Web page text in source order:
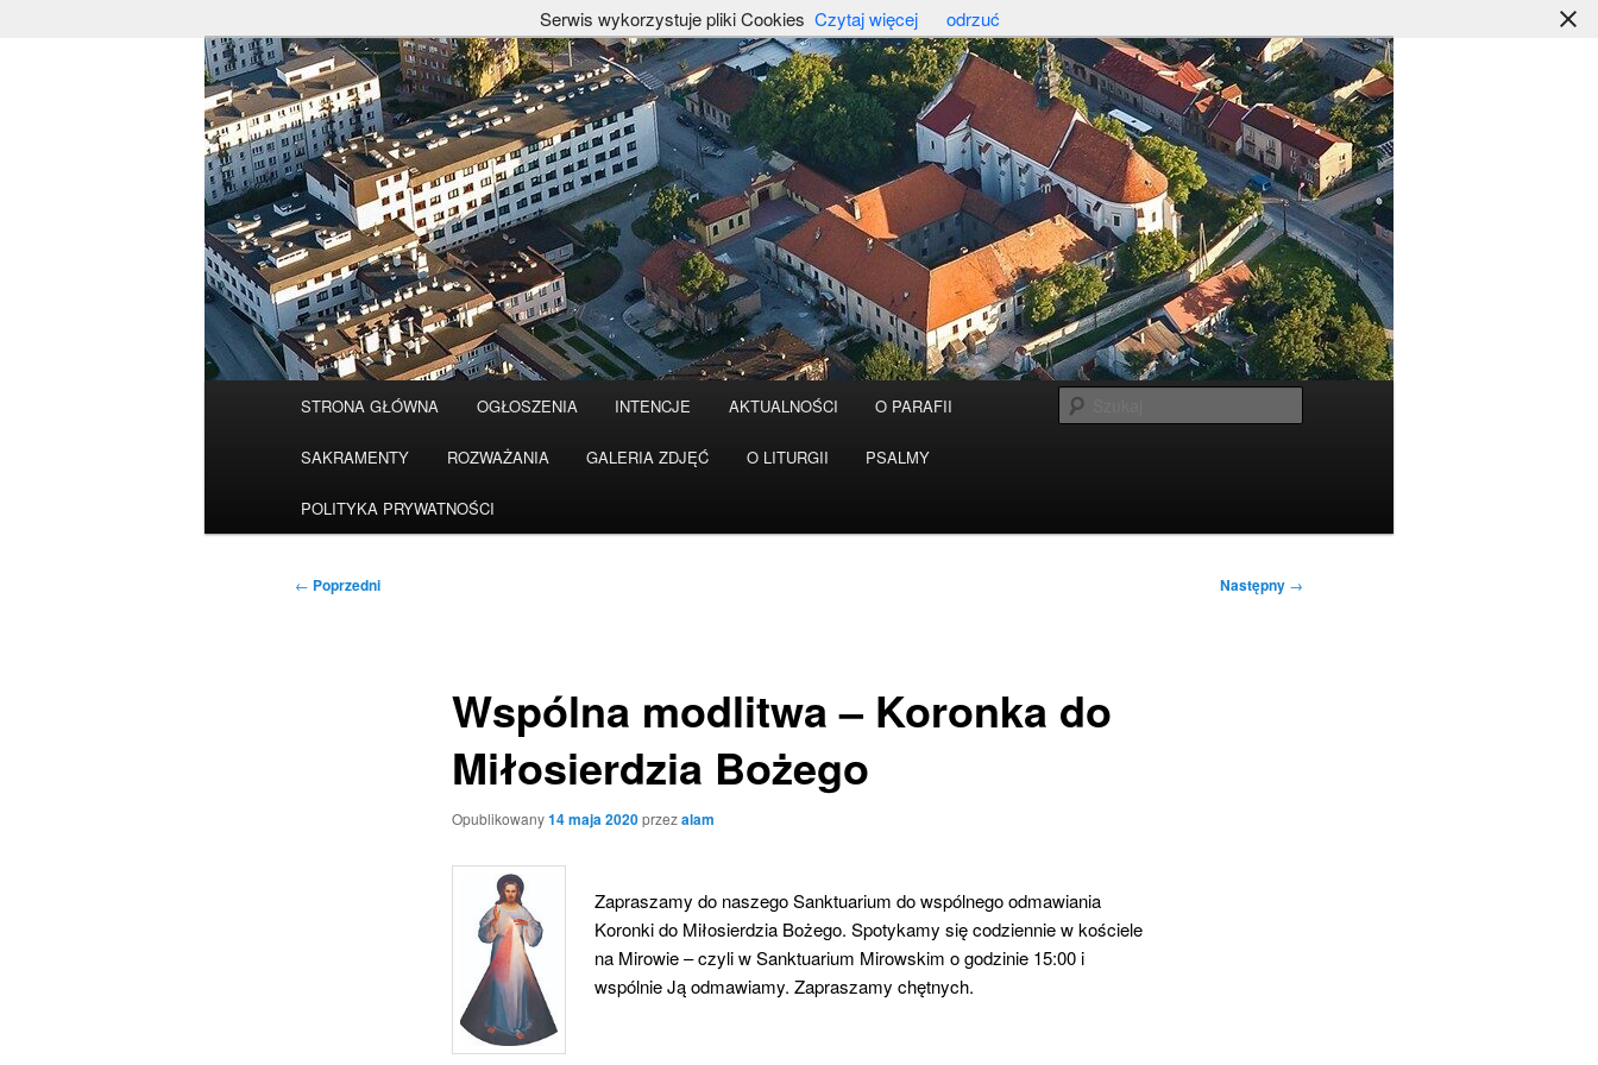
STRONA GŁÓWNA OGŁOSZENIA INTENCJE AKTUALNOŚCI O PARAFII
SAKRAMENTY ROZWAŻANIA GALERIA ZDJĘĆ O LITURGII PSALMY
POLITYKA PRYWATNOŚCI
Nawigacja
← Poprzedni Następny →
Wspólna modlitwa – Koronka do
Miłosierdzia Bożego
Opublikowany14 maja 2020przezalam
Zapraszamy do naszego Sanktuarium do wspólnego odmawiania
Koronki do Miłosierdzia Bożego. Spotykamy się codziennie w kościele
na Mirowie – czyli w Sanktuarium Mirowskim o godzinie 15:00 i
wspólnie Ją odmawiamy. Zapraszamy chętnych.
Serwis wykorzystuje pliki Cookies Czytaj więcej odrzuć